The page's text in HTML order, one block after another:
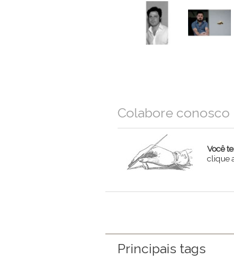
Colabore conosco
Você
clique
Principais tags